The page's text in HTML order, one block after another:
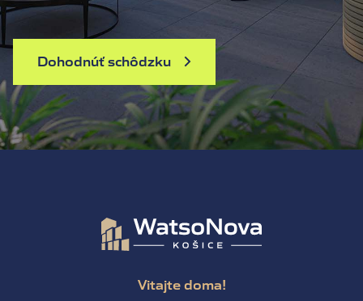
Dohodnúť schôdzku
Vitajte doma!